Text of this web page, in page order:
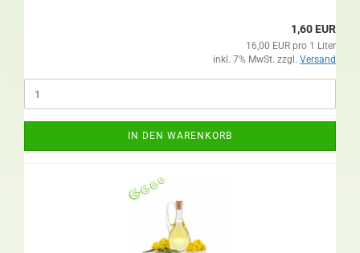
1,60 EUR
16,00 EUR pro 1 Liter
inkl. 7% MwSt. zzgl. Versand
IN DEN WARENKORB